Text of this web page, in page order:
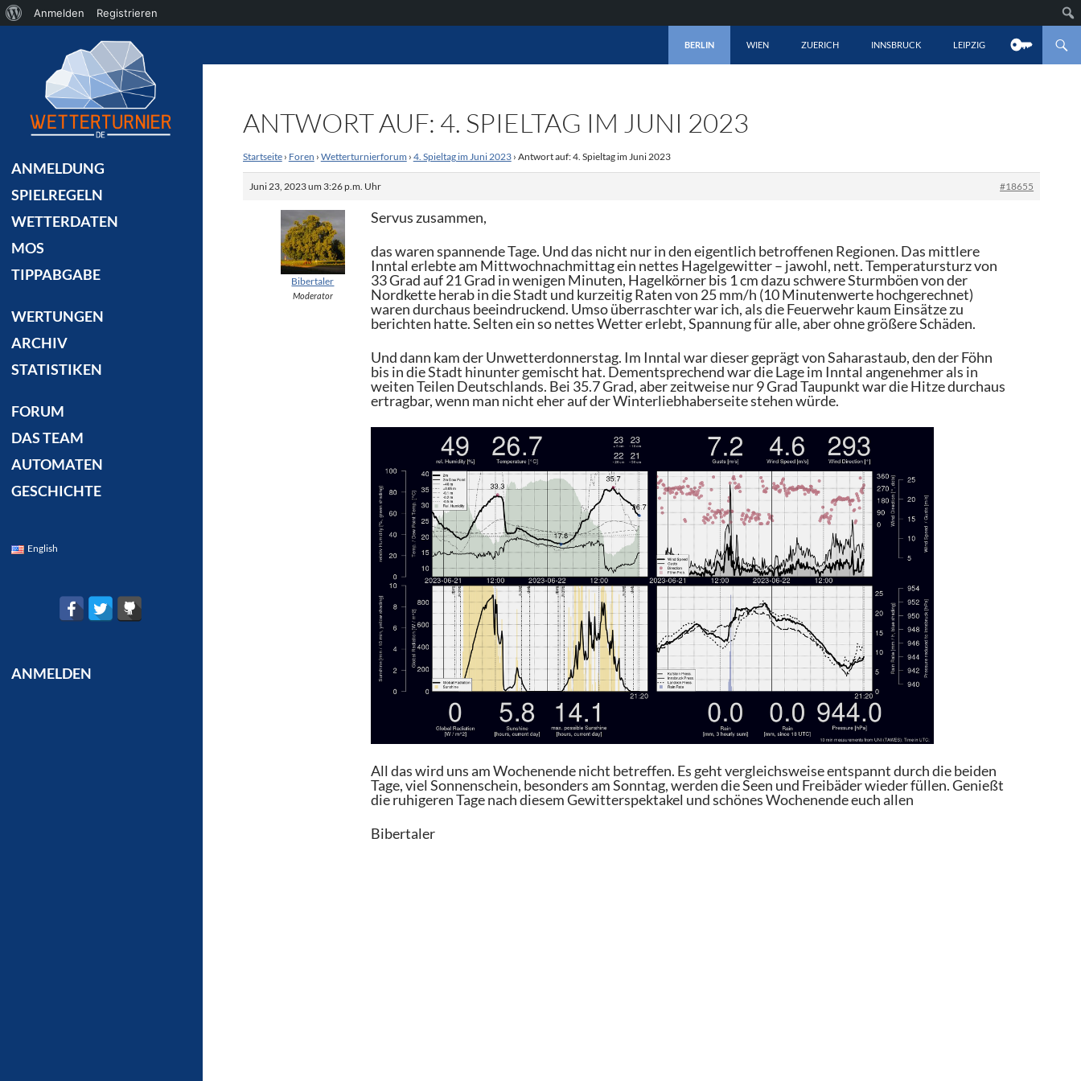
BERLIN
WIEN ZUERICH INNSBRUCK LEIPZIG
ANTWORT AUF: 4. SPIELTAG IM JUNI 2023
Startseite › Foren › Wetterturnierforum › 4. Spieltag im Juni 2023 › Antwort auf: 4. Spieltag im Juni 2023
Juni 23, 2023 um 3:26 p.m. Uhr #18655
Bibertaler
Moderator
Servus zusammen,
das waren spannende Tage. Und das nicht nur in den eigentlich betroffenen Regionen. Das mittlere
Inntal erlebte am Mittwochnachmittag ein nettes Hagelgewitter – jawohl, nett. Temperatursturz von
33 Grad auf 21 Grad in wenigen Minuten, Hagelkörner bis 1 cm dazu schwere Sturmböen von der
Nordkette herab in die Stadt und kurzeitig Raten von 25 mm/h (10 Minutenwerte hochgerechnet)
waren durchaus beeindruckend. Umso überraschter war ich, als die Feuerwehr kaum Einsätze zu
berichten hatte. Selten ein so nettes Wetter erlebt, Spannung für alle, aber ohne größere Schäden.
Und dann kam der Unwetterdonnerstag. Im Inntal war dieser geprägt von Saharastaub, den der Föhn
bis in die Stadt hinunter gemischt hat. Dementsprechend war die Lage im Inntal angenehmer als in
weiten Teilen Deutschlands. Bei 35.7 Grad, aber zeitweise nur 9 Grad Taupunkt war die Hitze durchaus
ertragbar, wenn man nicht eher auf der Winterliebhaberseite stehen würde.
All das wird uns am Wochenende nicht betreffen. Es geht vergleichsweise entspannt durch die beiden
Tage, viel Sonnenschein, besonders am Sonntag, werden die Seen und Freibäder wieder füllen. Genießt
die ruhigeren Tage nach diesem Gewitterspektakel und schönes Wochenende euch allen
Bibertaler
ANMELDUNG
SPIELREGELN
WETTERDATEN
MOS
TIPPABGABE
WERTUNGEN
ARCHIV
STATISTIKEN
FORUM
DAS TEAM
AUTOMATEN
GESCHICHTE
English
ANMELDEN
Über
Anmelden Registrieren